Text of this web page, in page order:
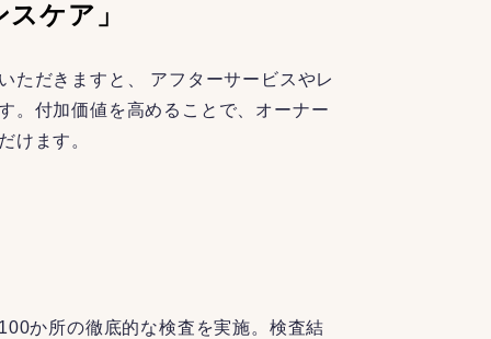
ケア」
ただきますと、 アフターサービスやレ
。付加価値を高めることで、オーナー
けます。
か所の徹底的な検査を実施。検査結